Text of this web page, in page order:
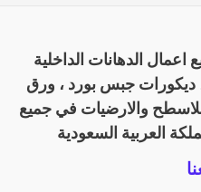
اعمال الدهانات الداخلية
ديكورات جبس بورد ، ورق
والارضيات في جميع
العربية السعودية